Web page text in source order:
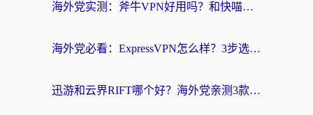
海外党实测：斧牛VPN好用吗？和快喵VPN对比哪个回国效果更好？附3款热门加速器深度分析
海外党必看：ExpressVPN怎么样？3步选对回国加速器，无缝刷国内剧玩手游
迅游和云界RIFT哪个好？海外党亲测3款回国加速器，教你无缝刷国内剧玩游戏